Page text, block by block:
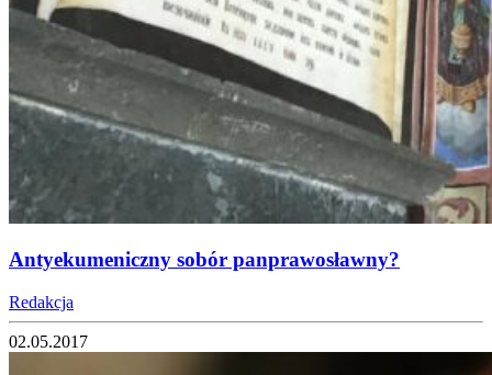
Antyekumeniczny sobór panprawosławny?
Redakcja
02.05.2017